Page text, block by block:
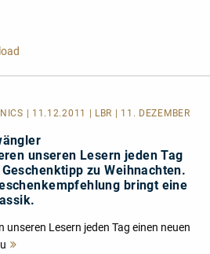
| 11.12.2011 | LBR | 11. DEZEMBER
unseren Lesern jeden Tag
zu Weihnachten.
bringt eine
unseren Lesern jeden Tag einen neuen